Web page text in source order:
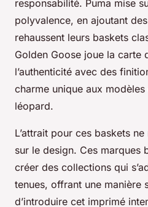
responsabilité. Puma mise
polyvalence, en ajoutant
rehaussent leurs baskets
Golden Goose joue la carte
l’authenticité avec des
charme unique aux modèles
léopard.
L’attrait pour ces baskets
sur le design. Ces marques
créer des collections qui
tenues, offrant une manière
d’introduire cet imprimé